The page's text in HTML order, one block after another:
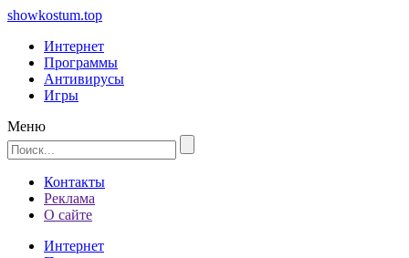
showkostum.top
Интернет
Программы
Антивирусы
Игры
Меню
Контакты
Реклама
О сайте
Интернет